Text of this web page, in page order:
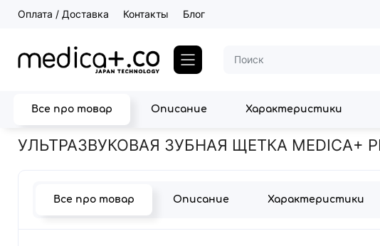
Оплата / Доставка Контакты Блог
Все про товар Описание Характеристики
Главная Техника для чистки зубов Ультразвуковые зубные щетки
УЛЬТРАЗВУКОВАЯ ЗУБНАЯ ЩЕТКА MEDICA+
Все про товар Описание Характеристики